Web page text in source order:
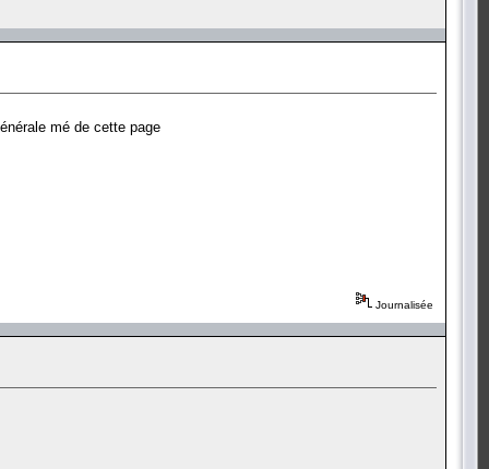
mé de cette page
Journalisée